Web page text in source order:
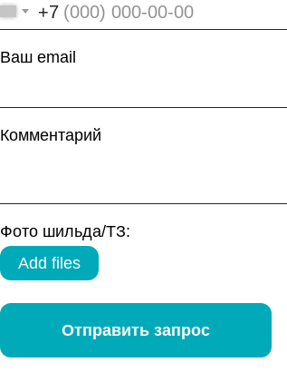
+7
Ваш email
Комментарий
Фото шильда/ТЗ:
Add files
Отправить запрос